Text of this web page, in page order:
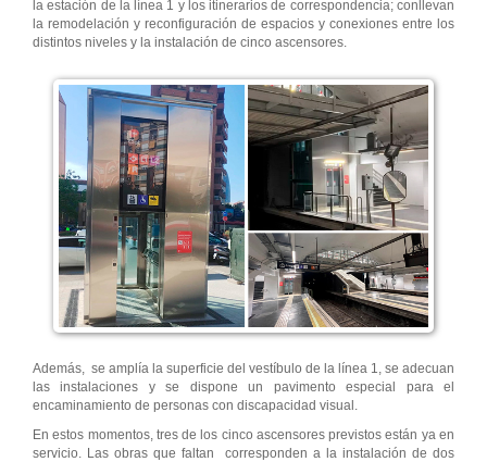
la estación de la línea 1 y los itinerarios de correspondencia; conllevan
la remodelación y reconfiguración de espacios y conexiones entre los
distintos niveles y la instalación de cinco ascensores.
Además, se amplía la superficie del vestíbulo de la línea 1, se adecuan
las instalaciones y se dispone un pavimento especial para el
encaminamiento de personas con discapacidad visual.
En estos momentos, tres de los cinco ascensores previstos están ya en
servicio. Las obras que faltan corresponden a la instalación de dos